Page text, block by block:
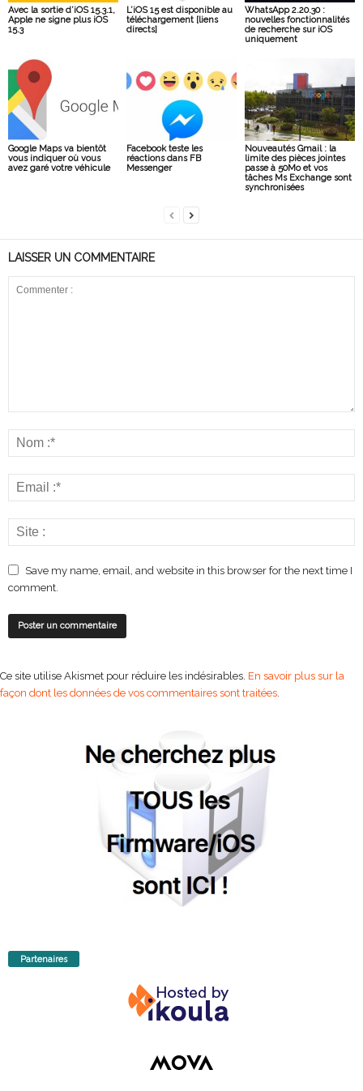
Avec la sortie d’iOS 15.3.1,
Apple ne signe plus iOS
15.3
L’iOS 15 est disponible au
téléchargement [liens
directs]
WhatsApp 2.20.30 :
nouvelles fonctionnalités
de recherche sur iOS
uniquement
Google Maps va bientôt
vous indiquer où vous
avez garé votre véhicule
Facebook teste les
réactions dans FB
Messenger
Nouveautés Gmail : la
limite des pièces jointes
passe à 50Mo et vos
tâches Ms Exchange sont
synchronisées
LAISSER UN COMMENTAIRE
Save my name, email, and website in this browser for the next time I
comment.
Ce site utilise Akismet pour réduire les indésirables. En savoir plus sur la
façon dont les données de vos commentaires sont traitées
Partenaires